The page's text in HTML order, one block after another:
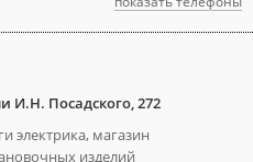
И.Н. Посадского, 272
электрика, магазин
изделий